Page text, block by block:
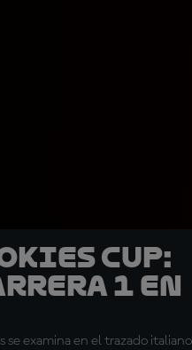
Cup:
1 en
examina en el trazado